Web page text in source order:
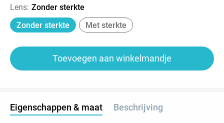
Lens: Zonder sterkte
Zonder sterkte
Met sterkte
Toevoegen aan winkelmandje
Eigenschappen & maat Beschrijving